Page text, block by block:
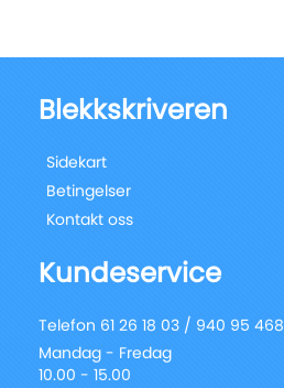
Blekkskriveren
Sidekart
Betingelser
Kontakt oss
Kundeservice
Telefon 61 26 18 03 / 940 95 468
Mandag - Fredag
10.00 - 15.00